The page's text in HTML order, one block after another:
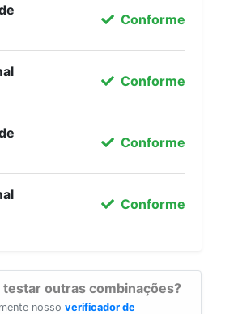
Conforme
Conforme
Conforme
Conforme
testar outras combinações?
nosso verificador de